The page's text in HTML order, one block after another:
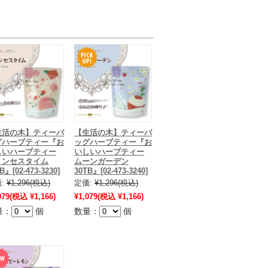
活の木】ティーバ
ハーブティー『お
いハーブティー
ンセスタイム
』[02-473-3230]
: ¥1,296(税込)
(税込 ¥1,166)
個
【生活の木】ティーバ
ッグハーブティー『お
いしいハーブティー
ムーンガーデン
30TB』[02-473-3240]
定価: ¥1,296(税込)
¥1,079(税込 ¥1,166)
数量： 個